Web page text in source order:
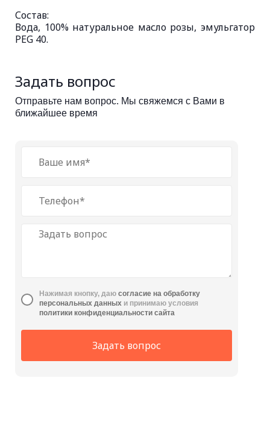
Состав:
Вода, 100% натуральное масло розы, эмульгатор
PEG 40.
Задать вопрос
Отправьте нам вопрос. Мы свяжемся с Вами в
ближайшее время
Нажимая кнопку, даю cогласие на обработку
персональных данных и принимаю условия
политики конфиденциальности сайта
Задать вопрос